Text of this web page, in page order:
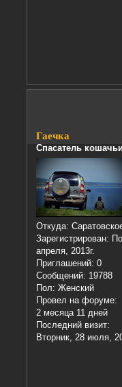
Гаечка
Спасатель
Откуда:
Зарегистрирован:
апреля, 2013г.
Приглашений: 0
Сообщений: 19788
Пол: Женский
Провел на форуме:
2 месяца 11 дней
Последний визит:
Вторник, 28 июля,